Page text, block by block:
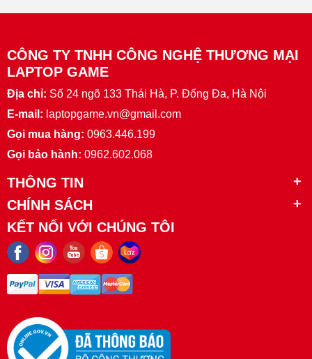
CÔNG TY TNHH CÔNG NGHỆ THƯƠNG MẠI
LAPTOP GAME
Địa chỉ: Số 24 ngõ 133 Thái Hà, P. Đống Đa, Hà Nội
E-mail: laptopgame.vn@gmail.com
Gọi mua hàng: 0963.446.199
Gọi bảo hành: 0962.602.068
THÔNG TIN
CHÍNH SÁCH
KẾT NỐI VỚI CHÚNG TÔI